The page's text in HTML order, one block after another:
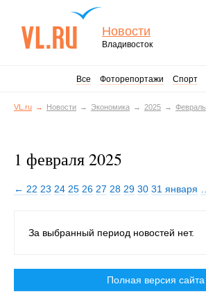
Новости
Владивосток
Все Фоторепортажи Спорт
VL.ru Новости Экономика 2025 Февраль
1 февраля 2025
← 22 23 24 25 26 27 28 29 30 31 января
За выбранный период новостей нет.
Полная версия сайта